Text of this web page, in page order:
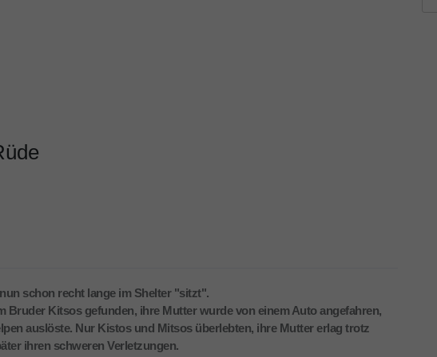
schon recht lange im Shelter "sitzt".
Bruder Kitsos gefunden, ihre Mutter wurde von einem Auto angefahren,
auslöste. Nur Kistos und Mitsos überlebten, ihre Mutter erlag trotz
ihren schweren Verletzungen.